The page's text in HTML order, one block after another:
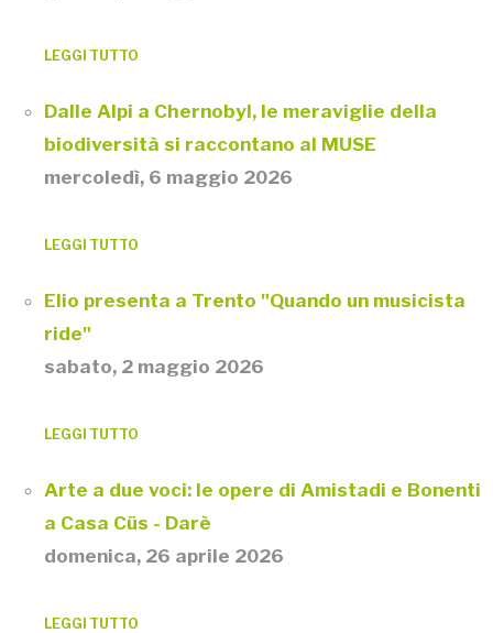
LEGGI TUTTO
Dalle Alpi a Chernobyl, le meraviglie della
biodiversità si raccontano al MUSE
mercoledì, 6 maggio 2026
LEGGI TUTTO
Elio presenta a Trento "Quando un musicista
ride"
sabato, 2 maggio 2026
LEGGI TUTTO
Arte a due voci: le opere di Amistadi e Bonenti
a Casa Cüs - Darè
domenica, 26 aprile 2026
LEGGI TUTTO